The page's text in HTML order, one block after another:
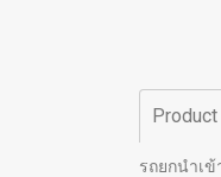
รถยกนำเข้